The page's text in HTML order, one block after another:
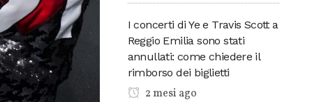
I concerti di Ye e Travis Scott a
Reggio Emilia sono stati
annullati: come chiedere il
rimborso dei biglietti
2 mesi ago